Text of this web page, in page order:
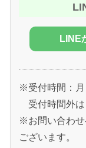
LINE
※受付時間：
受付時間外は
※お問い合わせ
ございます。